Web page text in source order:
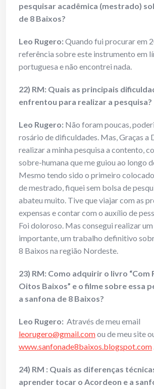
pesquisar acadêmica (mestrado)
de 8 Baixos?
Leo Rugero:Quando fui procurar em
referência sobre este instrumento em
portuguesa e não encontrei nada.
22) RM: Quais as principais
enfrentou para realizar a pesquisa?
Leo Rugero: Não foram poucas,
rosário de dificuldades. Mas, Graças a
realizar a minha pesquisa a contento,
sobre-humana que me guiou ao longo
Mesmo tendo sido o primeiro
de mestrado, fiquei sem bolsa de
abateu muito. Tive que viajar com as
expensas e contar com o auxílio de
Foi doloroso. Mas consegui realizar
importante, um trabalho definitivo
8 Baixos na região Nordeste.
23) RM: Como adquirir o livro “Com
Oitos Baixos” e o filme sobre essa
a sanfona de 8 Baixos?
Leo Rugero: Através de meu email
leorugero@gmail.comou de meu site
www.sanfonade8baixos.blogspot.com
24) RM : Quais as diferenças
aprender tocar o Acordeon e a